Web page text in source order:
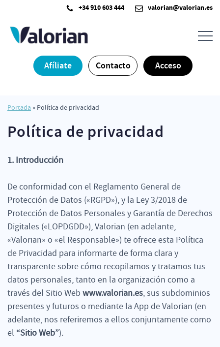
contenido
+34 910 603 444 valorian@valorian.es
Afíliate Contacto Acceso
Portada » Política de privacidad
Política de privacidad
1. Introducción
De conformidad con el Reglamento General de
Protección de Datos («RGPD»), y la Ley 3/2018 de
Protección de Datos Personales y Garantía de Derechos
Digitales («LOPDGDD»), Valorian (en adelante,
«Valorian» o «el Responsable») te ofrece esta Política
de Privacidad para informarte de forma clara y
transparente sobre cómo recopilamos y tratamos tus
datos personales, tanto en la organización como a
través del Sitio Web www.valorian.es, sus subdominios
presentes y futuros o mediante la App de Valorian (en
adelante, nos referiremos a ellos conjuntamente como
el “Sitio Web”).